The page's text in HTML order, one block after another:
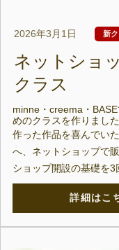
新
2026年3月1日
ネットショ
クラス
minne・creema・
めのクラスを作りました
作った作品を喜んでい
へ、ネットショップで
ショップ開設の基礎を3
詳細はこ